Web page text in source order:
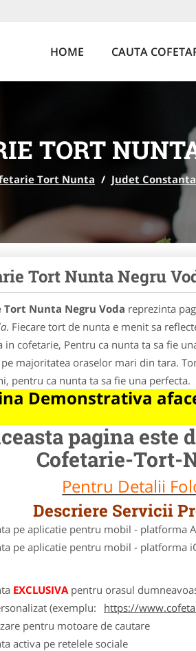
HOME CAUTA
TORT
Tort Nunta / Judet Constanta
Tort Nunta Negru
Tort Nunta Negru Voda reprezinta
. Fiecare tort de nunta e menit sa
in cofetarie, Pentru ca nunta ta sa fie
majoritatea oraselor mari din tara.
pentru ca nunta ta sa fie una perfecta.
Demonstrativa
pagina este
Cofetarie-Tort-
Pentru Detalii
Descriere Servicii
pe aplicatie pentru mobil - platforma
pe aplicatie pentru mobil - platforma
EXCLUSIVApentru orasul
(exemplu:
https://
pentru motoare de cautare
activa pe retelele sociale